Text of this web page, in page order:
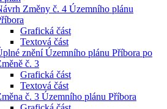
Změny č. 4 Územního plánu
Grafická část
Textová část
znění Územního plánu Příbora po
č. 3
Grafická část
Textová část
č. 3 Územního plánu Příbora